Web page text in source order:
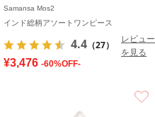
Samansa Mos2
インド総柄アソートワンピース
4.4 （27）
レビュー
を見る
¥3,476 -60%OFF-